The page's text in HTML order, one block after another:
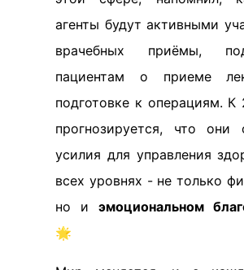
агенты будут активными
врачебных приёмы,
пациентам о приеме
подготовке к операциям. К
прогнозируется, что они
усилия для управления
всех уровнях - не только
но и эмоциональном
🌟